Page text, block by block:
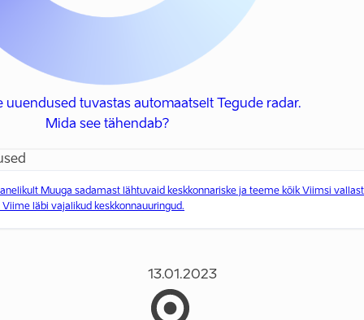
uuendused tuvastas automaatselt Tegude radar.
Mida see tähendab?
Muuga sadamast lähtuvaid keskkonnariske ja teeme kõik Viimsi
läbi vajalikud keskkonnauuringud.
13.01.2023